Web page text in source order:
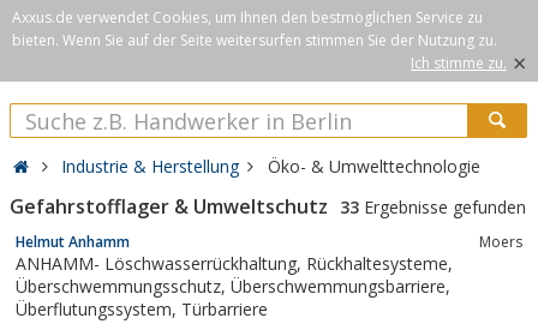
Axxus.de verwendet Cookies, um Ihnen den bestmöglichen Service zu
bieten. Wenn Sie auf der Seite weitersurfen stimmen Sie der Nutzung zu.
Ich stimme zu. ×
Industrie & Herstellung Öko- & Umwelttechnologie
Gefahrstofflager & Umweltschutz 33 Ergebnisse gefunden
Helmut Anhamm Moers
ANHAMM- Löschwasserrückhaltung, Rückhaltesysteme,
Überschwemmungsschutz, Überschwemmungsbarriere,
Überflutungssystem, Türbarriere